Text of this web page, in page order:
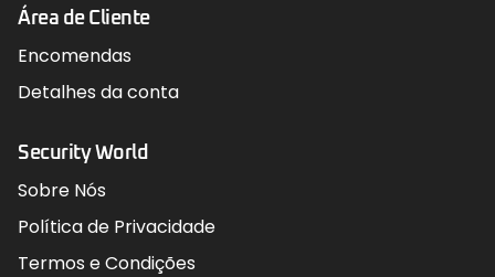
Área de Cliente
Encomendas
Detalhes da conta
Security World
Sobre Nós
Política de Privacidade
Termos e Condições